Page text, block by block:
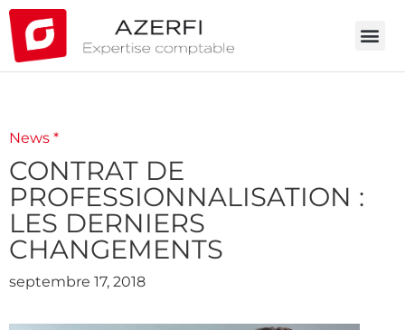
News *
CONTRAT DE
PROFESSIONNALISATION :
LES DERNIERS
CHANGEMENTS
septembre 17, 2018